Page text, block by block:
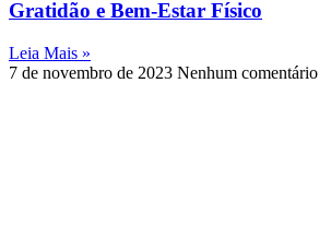
Gratidão e Bem-Estar Físico
Leia Mais »
7 de novembro de 2023 Nenhum comentário